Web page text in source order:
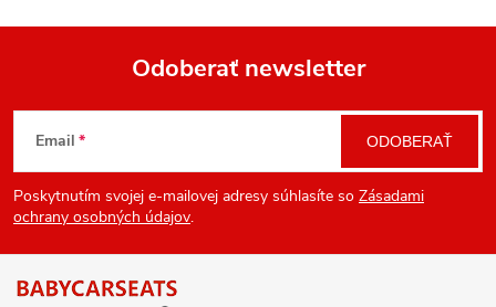
Z
á
p
ä
Odoberať newsletter
Email
Poskytnutím svojej e-mailovej adresy súhlasíte so Zásadami
ochrany osobných údajov.
ODOBERAŤ